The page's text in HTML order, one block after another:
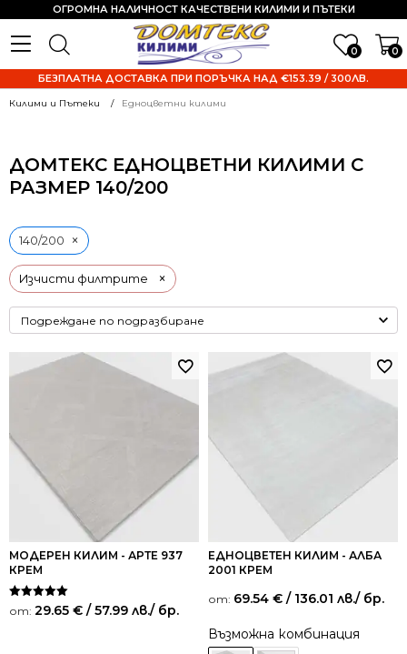
0 0
ОГРОМНА НАЛИЧНОСТ КАЧЕСТВЕНИ КИЛИМИ И ПЪТЕКИ
БЕЗПЛАТНА ДОСТАВКА ПРИ ПОРЪЧКА НАД €153.39 / 300ЛВ.
Килими и Пътеки Едноцветни килими
ДОМТЕКС ЕДНОЦВЕТНИ КИЛИМИ С
РАЗМЕР 140/200
Изчисти филтрите ×
140/200 ×
МОДЕРЕН КИЛИМ - АРТЕ 937
КРЕМ
Оценено на
5.00
от: 29.65 € / 57.99 лв./ бр.
ЕДНОЦВЕТЕН КИЛИМ - АЛБА
2001 КРЕМ
от: 69.54 € / 136.01 лв./ бр.
Възможна комбинация